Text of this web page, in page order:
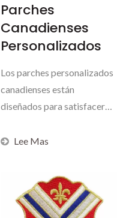
Parches
Canadienses
Personalizados
Los parches personalizados
canadienses están
diseñados para satisfacer
Lee Mas